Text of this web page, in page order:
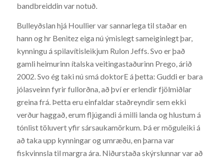
bandbreiddin var notuð.
Bulleyðslan hjá Houllier var sannarlega til staðar en
hann og hr Benitez eiga nú ýmislegt sameiginlegt þar,
kynningu á spilavítisleikjum Rulon Jeffs. Svo er það
gamli heimurinn ítalska veitingastaðurinn Prego, árið
2002. Svo ég taki nú smá doktorE á þetta: Guddi er bara
jólasveinn fyrir fullorðna, að því er erlendir fjölmiðlar
greina frá. Þetta eru einfaldar staðreyndir sem ekki
verður haggað, erum fljúgandi á milli landa og hlustum á
tónlist töluvert yfir sársaukamörkum. Þá er möguleiki á
að taka upp kynningar og umræðu, en þarna var
fiskvinnsla til margra ára. Niðurstaða skýrslunnar var að